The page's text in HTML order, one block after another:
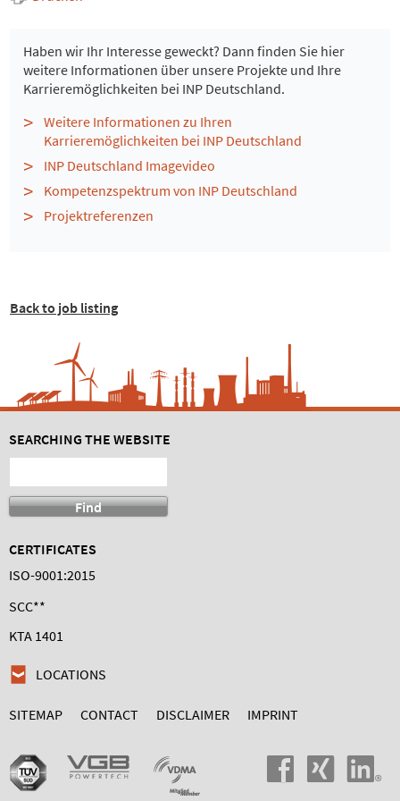
Haben wir Ihr Interesse geweckt? Dann finden Sie hier
weitere Informationen über unsere Projekte und Ihre
Karrieremöglichkeiten bei INP Deutschland.
Weitere Informationen zu Ihren
Karrieremöglichkeiten bei INP Deutschland
INP Deutschland Imagevideo
Kompetenzspektrum von INP Deutschland
Projektreferenzen
Back to job listing
SEARCHING THE WEBSITE
CERTIFICATES
ISO-9001:2015
SCC**
KTA 1401
LOCATIONS
SITEMAP CONTACT DISCLAIMER IMPRINT